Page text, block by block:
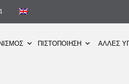
ΠΙΣΤΟΠΟΙΗΣΗ ΑΛΛΕΣ